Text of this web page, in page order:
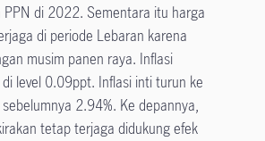
PPN di 2022. Sementara itu harga
di periode Lebaran karena
musim panen raya. Inflasi
level 0.09ppt. Inflasi inti turun ke
2.94%. Ke depannya,
tetap terjaga didukung efek